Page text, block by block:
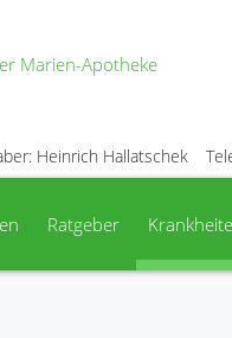
Heinrich Hallatschek
Ratgeber